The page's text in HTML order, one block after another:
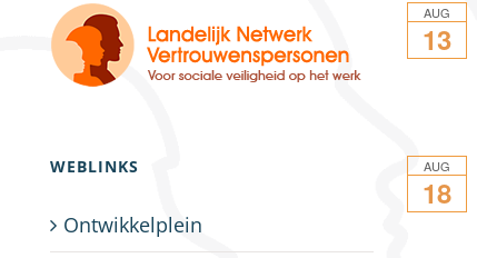
WEBLINKS
Ontwikkelplein
AUG
13
AUG
18